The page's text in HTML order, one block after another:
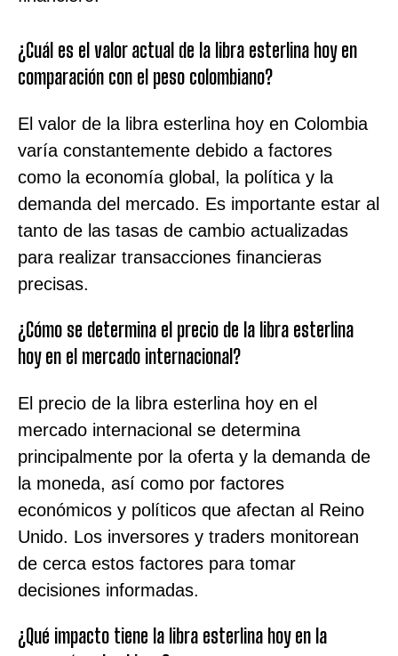
¿Cuál es el valor actual de la libra esterlina hoy en
comparación con el peso colombiano?
El valor de la libra esterlina hoy en Colombia
varía constantemente debido a factores
como la economía global, la política y la
demanda del mercado. Es importante estar al
tanto de las tasas de cambio actualizadas
para realizar transacciones financieras
precisas.
¿Cómo se determina el precio de la libra esterlina
hoy en el mercado internacional?
El precio de la libra esterlina hoy en el
mercado internacional se determina
principalmente por la oferta y la demanda de
la moneda, así como por factores
económicos y políticos que afectan al Reino
Unido. Los inversores y traders monitorean
de cerca estos factores para tomar
decisiones informadas.
¿Qué impacto tiene la libra esterlina hoy en la